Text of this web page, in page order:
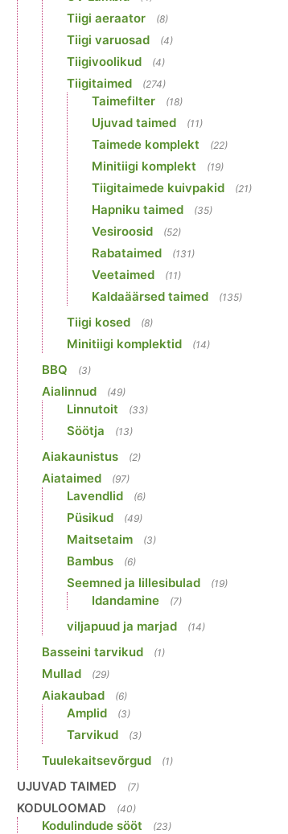
Tiigi aeraator (8)
Tiigi varuosad (4)
Tiigivoolikud (4)
Tiigitaimed (274)
Taimefilter (18)
Ujuvad taimed (11)
Taimede komplekt (22)
Minitiigi komplekt (19)
Tiigitaimede kuivpakid (21)
Hapniku taimed (35)
Vesiroosid (52)
Rabataimed (131)
Veetaimed (11)
Kaldaäärsed taimed (135)
Tiigi kosed (8)
Minitiigi komplektid (14)
BBQ (3)
Aialinnud (49)
Linnutoit (33)
Söötja (13)
Aiakaunistus (2)
Aiataimed (97)
Lavendlid (6)
Püsikud (49)
Maitsetaim (3)
Bambus (6)
Seemned ja lillesibulad (19)
Idandamine (7)
viljapuud ja marjad (14)
Basseini tarvikud (1)
Mullad (29)
Aiakaubad (6)
Amplid (3)
Tarvikud (3)
Tuulekaitsevõrgud (1)
UJUVAD TAIMED (7)
KODULOOMAD (40)
Kodulindude sööt (23)